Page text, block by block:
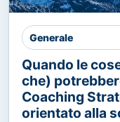
Generale
Quando le
che)
Coaching
orientato alla